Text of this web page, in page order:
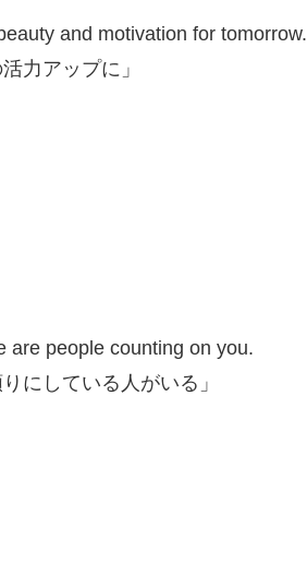
and motivation for tomorrow.
力アップに」
are people counting on you.
にしている人がいる」